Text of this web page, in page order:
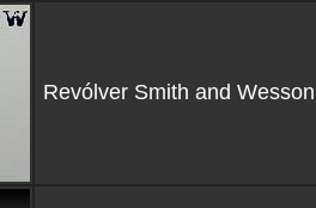
Revólver Smith and Wesson